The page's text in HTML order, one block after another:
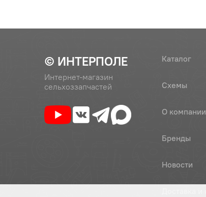
© ИНТЕРПОЛЕ
Интернет-магазин
сельхоззапчастей
Каталог
Схемы
О компании
Бренды
Новости